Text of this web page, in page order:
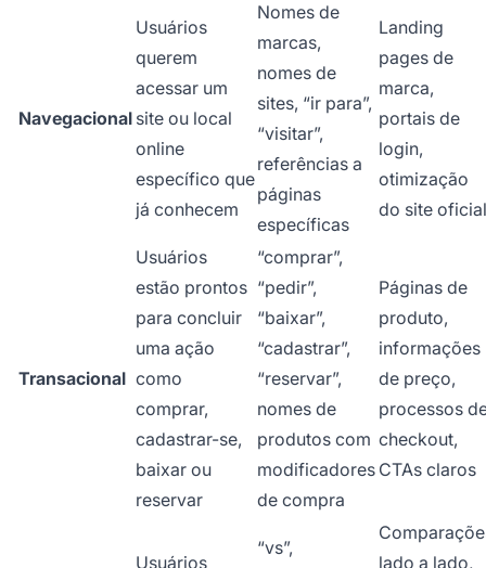
Navegacional
Usuários
querem
acessar um
site ou local
online
específico que
já conhecem
Nomes de
marcas,
nomes de
sites, “ir para”,
“visitar”,
referências a
páginas
específicas
Landing
pages de
marca,
portais de
login,
otimização
do site oficial
Transacional
Usuários
estão prontos
para concluir
uma ação
como
comprar,
cadastrar-se,
baixar ou
reservar
“comprar”,
“pedir”,
“baixar”,
“cadastrar”,
“reservar”,
nomes de
produtos com
modificadores
de compra
Páginas de
produto,
informações
de preço,
processos
checkout,
CTAs claros
Usuários
“vs”,
lado a lado,